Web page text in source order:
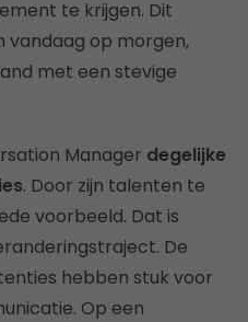
te krijgen. Dit
vandaag op morgen,
met een stevige
Manager degelijke
. Door zijn talenten te
voorbeeld. Dat is
De
hebben stuk voor
Op een